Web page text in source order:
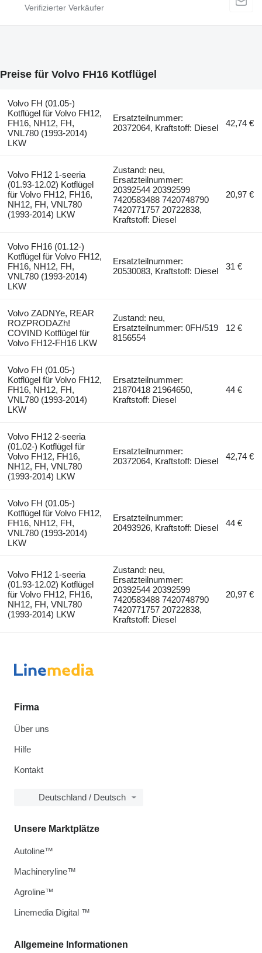
Preise für Volvo FH16 Kotflügel
Volvo FH (01.05-)
Kotflügel für Volvo FH12,
FH16, NH12, FH,
VNL780 (1993-2014)
LKW
Ersatzteilnummer:
20372064, Kraftstoff: Diesel
42,74 €
Volvo FH12 1-seeria
(01.93-12.02) Kotflügel
für Volvo FH12, FH16,
NH12, FH, VNL780
(1993-2014) LKW
Zustand: neu,
Ersatzteilnummer:
20392544 20392599
7420583488 7420748790
7420771757 20722838,
Kraftstoff: Diesel
20,97 €
Volvo FH16 (01.12-)
Kotflügel für Volvo FH12,
FH16, NH12, FH,
VNL780 (1993-2014)
LKW
Ersatzteilnummer:
20530083, Kraftstoff: Diesel
31 €
Volvo ZADNYe, REAR
ROZPRODAZh!
COVIND Kotflügel für
Volvo FH12-FH16 LKW
Zustand: neu,
Ersatzteilnummer: 0FH/519
8156554
12 €
Volvo FH (01.05-)
Kotflügel für Volvo FH12,
FH16, NH12, FH,
VNL780 (1993-2014)
LKW
Ersatzteilnummer:
21870418 21964650,
Kraftstoff: Diesel
44 €
Volvo FH12 2-seeria
(01.02-) Kotflügel für
Volvo FH12, FH16,
NH12, FH, VNL780
(1993-2014) LKW
Ersatzteilnummer:
20372064, Kraftstoff: Diesel
42,74 €
Volvo FH (01.05-)
Kotflügel für Volvo FH12,
FH16, NH12, FH,
VNL780 (1993-2014)
LKW
Ersatzteilnummer:
20493926, Kraftstoff: Diesel
44 €
Volvo FH12 1-seeria
(01.93-12.02) Kotflügel
für Volvo FH12, FH16,
NH12, FH, VNL780
(1993-2014) LKW
Zustand: neu,
Ersatzteilnummer:
20392544 20392599
7420583488 7420748790
7420771757 20722838,
Kraftstoff: Diesel
20,97 €
Firma
Über uns
Hilfe
Kontakt
Deutschland / Deutsch
Allgemeine Informationen
Unsere Marktplätze
Autoline™
Machineryline™
Agroline™
Linemedia Digital ™